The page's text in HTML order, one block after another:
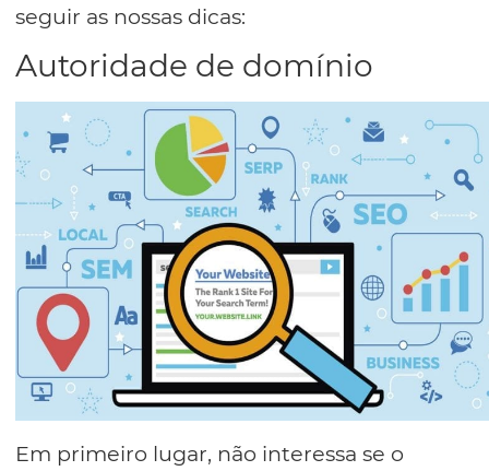
seguir as nossas dicas:
Autoridade de domínio
Em primeiro lugar, não interessa se o